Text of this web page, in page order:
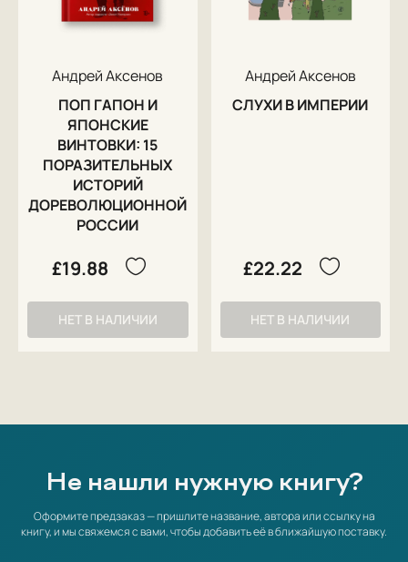
Андрей Аксенов
ПОП ГАПОН И
ЯПОНСКИЕ
ВИНТОВКИ: 15
ПОРАЗИТЕЛЬНЫХ
ИСТОРИЙ
ДОРЕВОЛЮЦИОННОЙ
РОССИИ
£19.88
НЕТ В НАЛИЧИИ
Андрей Аксенов
СЛУХИ В ИМПЕРИИ
£22.22
НЕТ В НАЛИЧИИ
Не нашли нужную книгу?
Оформите предзаказ — пришлите название, автора или ссылку на
книгу, и мы свяжемся с вами, чтобы добавить её в ближайшую поставку.